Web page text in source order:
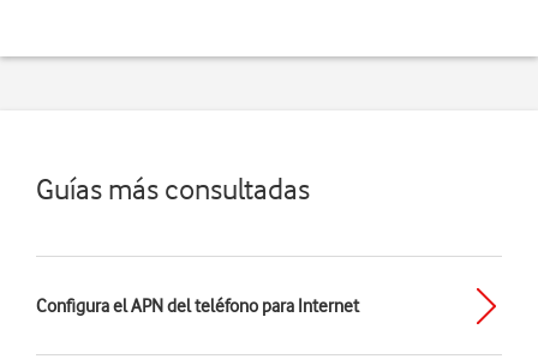
Guías más consultadas
Configura el APN del teléfono para Internet